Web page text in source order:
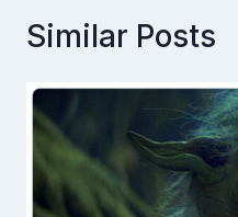
Similar Posts